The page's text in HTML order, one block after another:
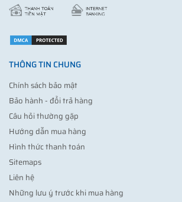
THÔNG TIN CHUNG
Chính sách bảo mật
Bảo hành - đổi trả hàng
Câu hỏi thường gặp
Hướng dẫn mua hàng
Hình thức thanh toán
Sitemaps
Liên hệ
Những lưu ý trước khi mua hàng